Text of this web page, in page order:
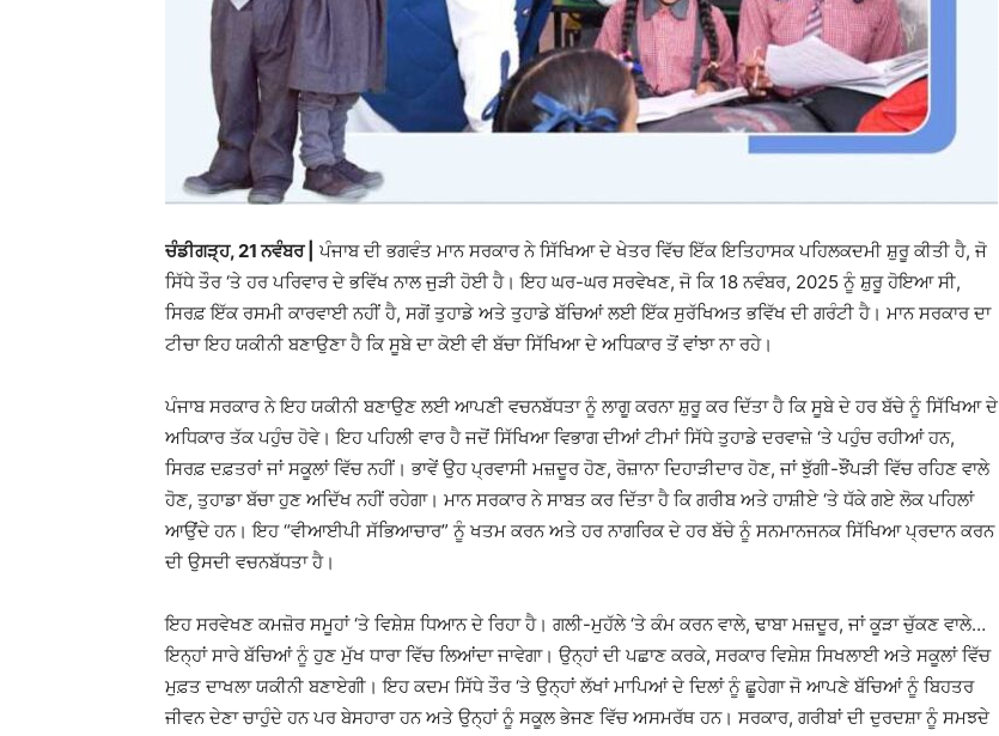
ਚੰਡੀਗੜ੍ਹ, 21 ਨਵੰਬਰ | ਪੰਜਾਬ ਦੀ ਭਗਵੰਤ ਮਾਨ ਸਰਕਾਰ ਨੇ ਸਿੱਖਿਆ ਦੇ ਖੇਤਰ ਵਿੱਚ ਇੱਕ ਇਤਿਹਾਸਕ ਪਹਿਲਕਦਮੀ ਸ਼ੁਰੂ ਕੀਤੀ ਹੈ, ਜੋ
ਸਿੱਧੇ ਤੌਰ ‘ਤੇ ਹਰ ਪਰਿਵਾਰ ਦੇ ਭਵਿੱਖ ਨਾਲ ਜੁੜੀ ਹੋਈ ਹੈ। ਇਹ ਘਰ-ਘਰ ਸਰਵੇਖਣ, ਜੋ ਕਿ 18 ਨਵੰਬਰ, 2025 ਨੂੰ ਸ਼ੁਰੂ ਹੋਇਆ ਸੀ,
ਸਿਰਫ਼ ਇੱਕ ਰਸਮੀ ਕਾਰਵਾਈ ਨਹੀਂ ਹੈ, ਸਗੋਂ ਤੁਹਾਡੇ ਅਤੇ ਤੁਹਾਡੇ ਬੱਚਿਆਂ ਲਈ ਇੱਕ ਸੁਰੱਖਿਅਤ ਭਵਿੱਖ ਦੀ ਗਰੰਟੀ ਹੈ। ਮਾਨ ਸਰਕਾਰ ਦਾ
ਟੀਚਾ ਇਹ ਯਕੀਨੀ ਬਣਾਉਣਾ ਹੈ ਕਿ ਸੂਬੇ ਦਾ ਕੋਈ ਵੀ ਬੱਚਾ ਸਿੱਖਿਆ ਦੇ ਅਧਿਕਾਰ ਤੋਂ ਵਾਂਝਾ ਨਾ ਰਹੇ।
ਪੰਜਾਬ ਸਰਕਾਰ ਨੇ ਇਹ ਯਕੀਨੀ ਬਣਾਉਣ ਲਈ ਆਪਣੀ ਵਚਨਬੱਧਤਾ ਨੂੰ ਲਾਗੂ ਕਰਨਾ ਸ਼ੁਰੂ ਕਰ ਦਿੱਤਾ ਹੈ ਕਿ ਸੂਬੇ ਦੇ ਹਰ ਬੱਚੇ ਨੂੰ ਸਿੱਖਿਆ ਦੇ
ਅਧਿਕਾਰ ਤੱਕ ਪਹੁੰਚ ਹੋਵੇ। ਇਹ ਪਹਿਲੀ ਵਾਰ ਹੈ ਜਦੋਂ ਸਿੱਖਿਆ ਵਿਭਾਗ ਦੀਆਂ ਟੀਮਾਂ ਸਿੱਧੇ ਤੁਹਾਡੇ ਦਰਵਾਜ਼ੇ ‘ਤੇ ਪਹੁੰਚ ਰਹੀਆਂ ਹਨ,
ਸਿਰਫ਼ ਦਫ਼ਤਰਾਂ ਜਾਂ ਸਕੂਲਾਂ ਵਿੱਚ ਨਹੀਂ। ਭਾਵੇਂ ਉਹ ਪ੍ਰਵਾਸੀ ਮਜ਼ਦੂਰ ਹੋਣ, ਰੋਜ਼ਾਨਾ ਦਿਹਾੜੀਦਾਰ ਹੋਣ, ਜਾਂ ਝੁੱਗੀ-ਝੌਂਪੜੀ ਵਿੱਚ ਰਹਿਣ ਵਾਲੇ
ਹੋਣ, ਤੁਹਾਡਾ ਬੱਚਾ ਹੁਣ ਅਦਿੱਖ ਨਹੀਂ ਰਹੇਗਾ। ਮਾਨ ਸਰਕਾਰ ਨੇ ਸਾਬਤ ਕਰ ਦਿੱਤਾ ਹੈ ਕਿ ਗਰੀਬ ਅਤੇ ਹਾਸ਼ੀਏ ‘ਤੇ ਧੱਕੇ ਗਏ ਲੋਕ ਪਹਿਲਾਂ
ਆਉਂਦੇ ਹਨ। ਇਹ “ਵੀਆਈਪੀ ਸੱਭਿਆਚਾਰ” ਨੂੰ ਖਤਮ ਕਰਨ ਅਤੇ ਹਰ ਨਾਗਰਿਕ ਦੇ ਹਰ ਬੱਚੇ ਨੂੰ ਸਨਮਾਨਜਨਕ ਸਿੱਖਿਆ ਪ੍ਰਦਾਨ ਕਰਨ
ਦੀ ਉਸਦੀ ਵਚਨਬੱਧਤਾ ਹੈ।
ਇਹ ਸਰਵੇਖਣ ਕਮਜ਼ੋਰ ਸਮੂਹਾਂ ‘ਤੇ ਵਿਸ਼ੇਸ਼ ਧਿਆਨ ਦੇ ਰਿਹਾ ਹੈ। ਗਲੀ-ਮੁਹੱਲੇ ‘ਤੇ ਕੰਮ ਕਰਨ ਵਾਲੇ, ਢਾਬਾ ਮਜ਼ਦੂਰ, ਜਾਂ ਕੂੜਾ ਚੁੱਕਣ ਵਾਲੇ…
ਇਨ੍ਹਾਂ ਸਾਰੇ ਬੱਚਿਆਂ ਨੂੰ ਹੁਣ ਮੁੱਖ ਧਾਰਾ ਵਿੱਚ ਲਿਆਂਦਾ ਜਾਵੇਗਾ। ਉਨ੍ਹਾਂ ਦੀ ਪਛਾਣ ਕਰਕੇ, ਸਰਕਾਰ ਵਿਸ਼ੇਸ਼ ਸਿਖਲਾਈ ਅਤੇ ਸਕੂਲਾਂ ਵਿੱਚ
ਮੁਫ਼ਤ ਦਾਖਲਾ ਯਕੀਨੀ ਬਣਾਏਗੀ। ਇਹ ਕਦਮ ਸਿੱਧੇ ਤੌਰ ‘ਤੇ ਉਨ੍ਹਾਂ ਲੱਖਾਂ ਮਾਪਿਆਂ ਦੇ ਦਿਲਾਂ ਨੂੰ ਛੂਹੇਗਾ ਜੋ ਆਪਣੇ ਬੱਚਿਆਂ ਨੂੰ ਬਿਹਤਰ
ਜੀਵਨ ਦੇਣਾ ਚਾਹੁੰਦੇ ਹਨ ਪਰ ਬੇਸਹਾਰਾ ਹਨ ਅਤੇ ਉਨ੍ਹਾਂ ਨੂੰ ਸਕੂਲ ਭੇਜਣ ਵਿੱਚ ਅਸਮਰੱਥ ਹਨ। ਸਰਕਾਰ, ਗਰੀਬਾਂ ਦੀ ਦੁਰਦਸ਼ਾ ਨੂੰ ਸਮਝਦੇ